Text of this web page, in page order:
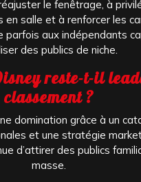
le fenêtrage, à
en salle et à renforcer les
parfois aux indépendants
des publics de niche.
reste-t-il
classement ?
domination grâce à un
et une stratégie
d’attirer des publics
masse.